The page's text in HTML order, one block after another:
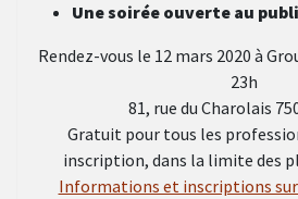
Une soirée ouverte au
Rendez-vous le 12 mars 2020 à
23h
81, rue du Charolais
Gratuit pour tous les
inscription, dans la limite des
Informations et inscriptions sur